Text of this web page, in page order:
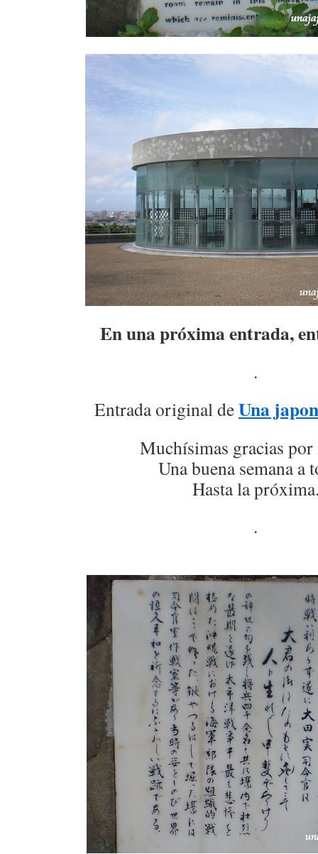
En una próxima entrada,
.
Entrada original deUna
Muchísimas gracias por
Una buena semana a
Hasta la
.